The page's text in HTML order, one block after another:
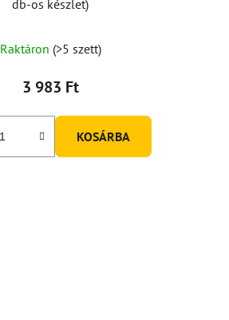
db-os készlet)
termék
átlagos
5-
Raktáron (>5 szett)
3 983 Ft
KOSÁRBA